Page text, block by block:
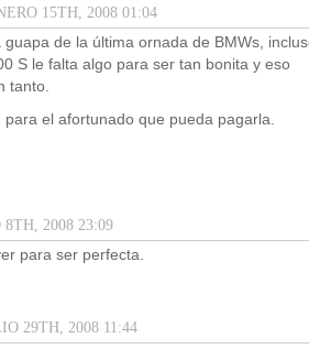
15TH, 2008 01:04
guapa de la última ornada de BMWs,
S le falta algo para ser tan bonita y eso
tanto.
para el afortunado que pueda pagarla.
2008 23:09
para ser perfecta.
29TH, 2008 11:44